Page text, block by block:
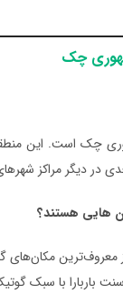
چک
در دیگر مراکز
هایی هستند؟
مکان‌های
گوتیک که در سال 1388